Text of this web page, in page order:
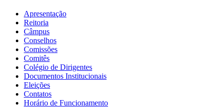
Apresentação
Reitoria
Câmpus
Conselhos
Comissões
Comitês
Colégio de Dirigentes
Documentos Institucionais
Eleições
Contatos
Horário de Funcionamento